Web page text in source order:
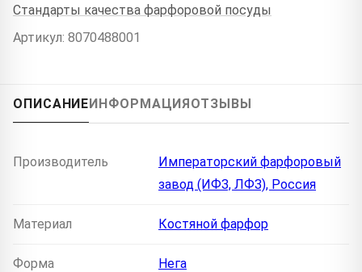
Стандарты качества фарфоровой посуды
Артикул: 8070488001
ОПИСАНИЕИНФОРМАЦИЯОТЗЫВЫ
Производитель
Императорский фарфоровый
завод (ИФЗ, ЛФЗ), Россия
Материал Костяной фарфор
Форма Нега